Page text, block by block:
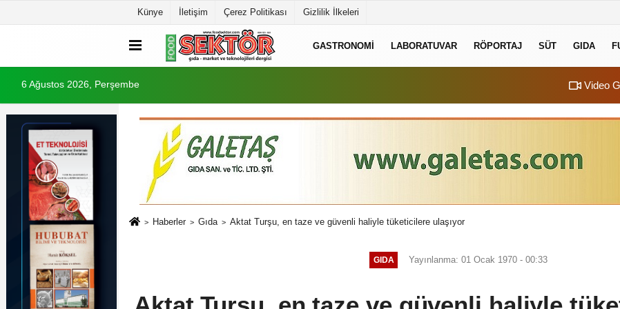
Künye İletişim Çerez Politikası Gizlilik İlkeleri
GASTRONOMI LABORATUVAR RÖPORTAJ SÜT GIDA
6 Ağustos 2026, Perşembe Video
Haberler Gıda Aktat Turşu, en taze ve güvenli haliyle tüketicilere ulaşıyor
GIDA Yayınlanma: 01 Ocak 1970 - 00:33